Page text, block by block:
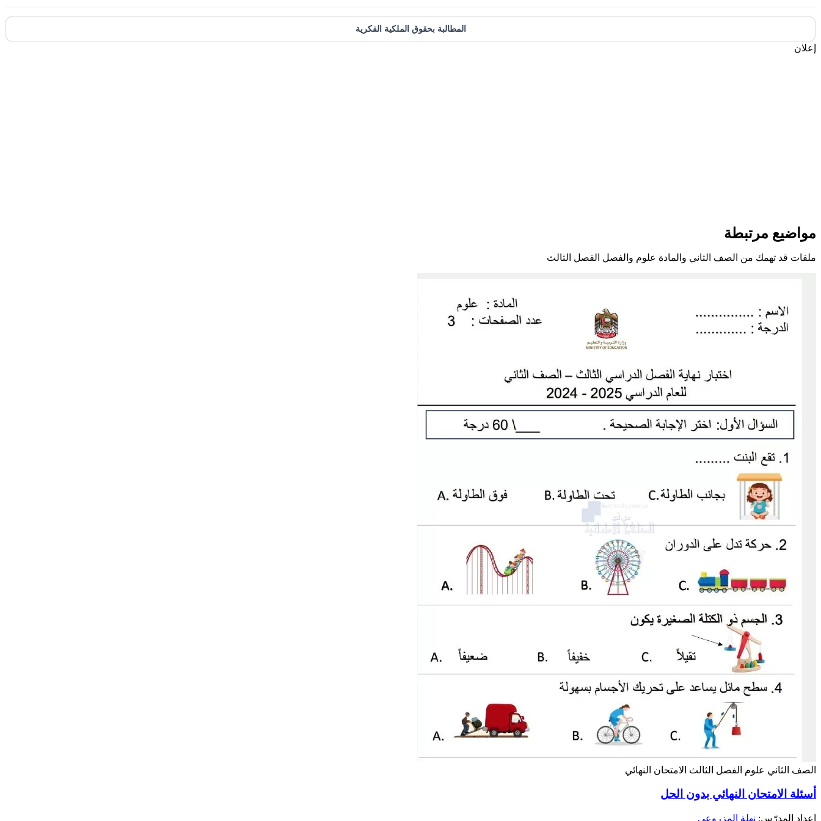
المطالبة بحقوق الملكية الفكرية
إعلان
مواضيع مرتبطة
ملفات قد تهمك من الصف الثاني والمادة علوم والفصل الفصل الثالث
الصف الثاني علوم الفصل الثالث الامتحان النهائي
أسئلة الامتحان النهائي بدون الحل
إعداد المدرّس: نهلة المزروعي